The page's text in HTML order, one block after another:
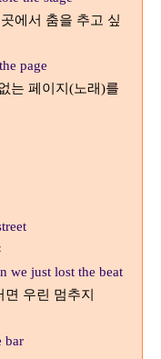
에서 춤을 추고 싶
page
는 페이지(노래)를
we just lost the beat
면 우린 멈추지
bar